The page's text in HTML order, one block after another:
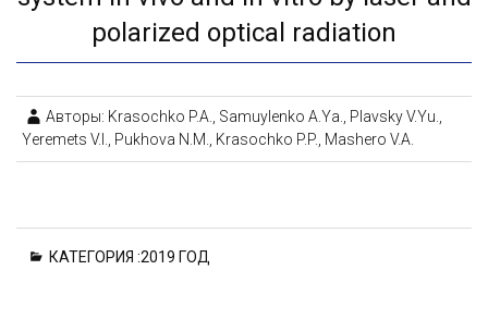
polarized optical radiation
Авторы: Krasochko P.A., Samuylenko A.Ya., Plavsky V.Yu.,
Yeremets V.I., Pukhova N.M., Krasochko P.P., Mashero V.A.
КАТЕГОРИЯ :2019 ГОД